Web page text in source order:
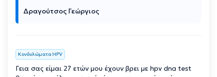
Δραγούτσος Γεώργιος
Κονδυλώματα HPV
Γεια σας είμαι 27 ετών μου έχουν βρει με hpv dna test